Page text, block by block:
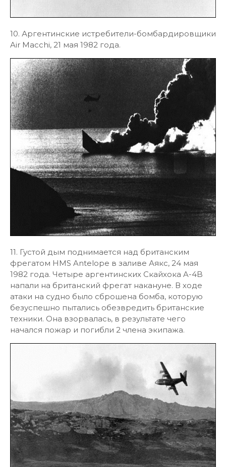
10. Аргентинские истребители-бомбардировщики
Air Macchi, 21 мая 1982 года.
11. Густой дым поднимается над британским
фрегатом HMS Antelope в заливе Аякс, 24 мая
1982 года. Четыре аргентинских Скайхока A-4B
напали на британский фрегат накануне. В ходе
атаки на судно было сброшена бомба, которую
безуспешно пытались обезвредить британские
техники. Она взорвалась, в результате чего
начался пожар и погибли 2 члена экипажа.